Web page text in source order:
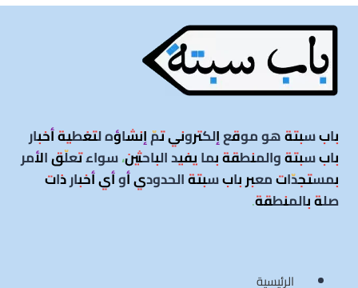
منارة
معمارية
وروحية
في
بوابة
باب سبتة هو موقع إلكتروني تمّ إنشاؤه لتغطية أخبار
باب سبتة والمنطقة بما يفيد الباحثين، سواء تعلّق الأمر
بمستجدّات معبر باب سبتة الحدودي أو أي أخبار ذات
صلة بالمنطقة.
الرئيسية